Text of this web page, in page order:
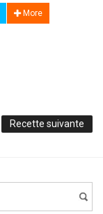
More
Recette suivante